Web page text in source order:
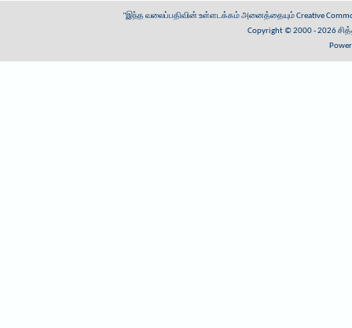
"இந்த வலைப்பதிவின் உள்ளடக்கம் அனைத்தையும்Creative
Copyright © 2000 - 2026